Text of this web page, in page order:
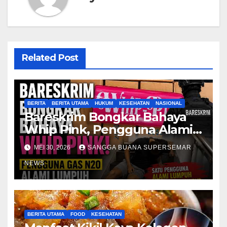
Related Post
BERITA BERITA UTAMA HUKUM KESEHATAN NASIONAL
Bareskrim Bongkar Bahaya
Whip Pink, Pengguna Alami
Lumpuh
MEI 30, 2026 SANGGA BUANA SUPERSEMAR
NEWS
BERITA UTAMA FOOD KESEHATAN